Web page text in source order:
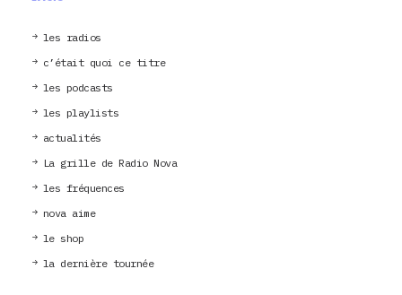
les radios
c’était quoi ce titre
les podcasts
les playlists
actualités
La grille de Radio Nova
les fréquences
nova aime
le shop
la dernière tournée